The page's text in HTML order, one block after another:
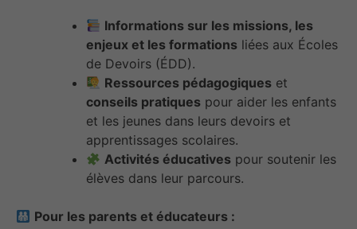
Informations sur les missions, les
enjeux et les formations liées aux Écoles
de Devoirs (ÉDD).
Ressources pédagogiques et
conseils pratiques pour aider les enfants
et les jeunes dans leurs devoirs et
apprentissages scolaires.
Activités éducatives pour soutenir les
élèves dans leur parcours.
Pour les parents et éducateurs :